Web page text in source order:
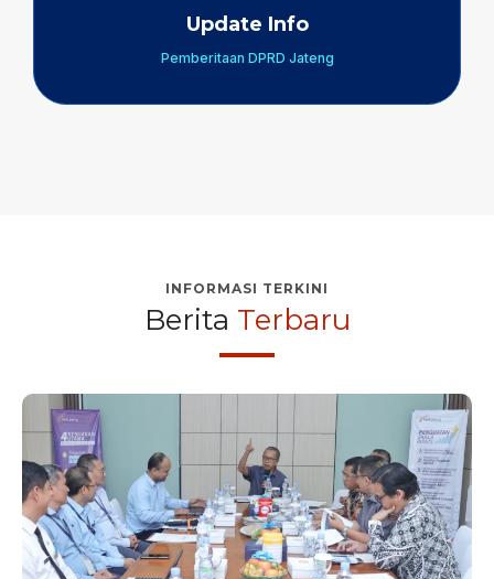
Update Info
Pemberitaan DPRD Jateng
INFORMASI TERKINI
Berita Terbaru